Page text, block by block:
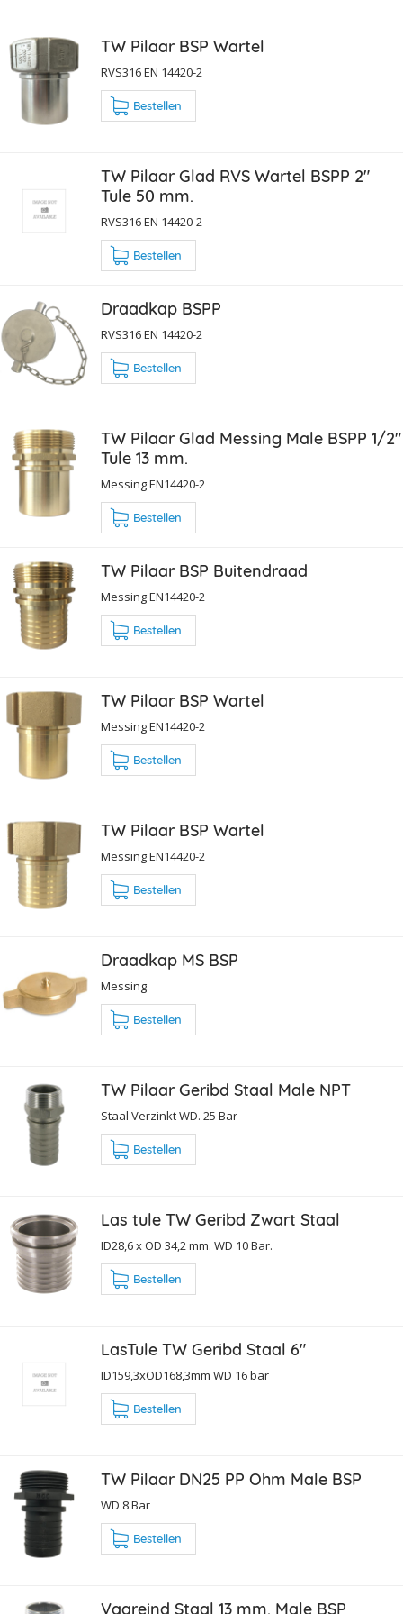
TW Pilaar BSP Wartel
RVS316 EN 14420-2
Bestellen
TW Pilaar Glad RVS Wartel BSPP 2"
Tule 50 mm.
RVS316 EN 14420-2
Bestellen
Draadkap BSPP
RVS316 EN 14420-2
Bestellen
TW Pilaar Glad Messing Male BSPP 1/2"
Tule 13 mm.
Messing EN14420-2
Bestellen
TW Pilaar BSP Buitendraad
Messing EN14420-2
Bestellen
TW Pilaar BSP Wartel
Messing EN14420-2
Bestellen
TW Pilaar BSP Wartel
Messing EN14420-2
Bestellen
Draadkap MS BSP
Messing
Bestellen
TW Pilaar Geribd Staal Male NPT
Staal Verzinkt WD. 25 Bar
Bestellen
Las tule TW Geribd Zwart Staal
ID28,6 x OD 34,2 mm. WD 10 Bar.
Bestellen
LasTule TW Geribd Staal 6"
ID159,3xOD168,3mm WD 16 bar
Bestellen
TW Pilaar DN25 PP Ohm Male BSP
WD 8 Bar
Bestellen
Vaareind Staal 13 mm. Male BSP